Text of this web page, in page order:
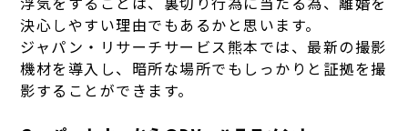
決心しやすい理由でもあるかと思います。
ジャパン・リサーチサービス熊本では、最新の撮影
機材を導入し、暗所な場所でもしっかりと証拠を撮
影することができます。